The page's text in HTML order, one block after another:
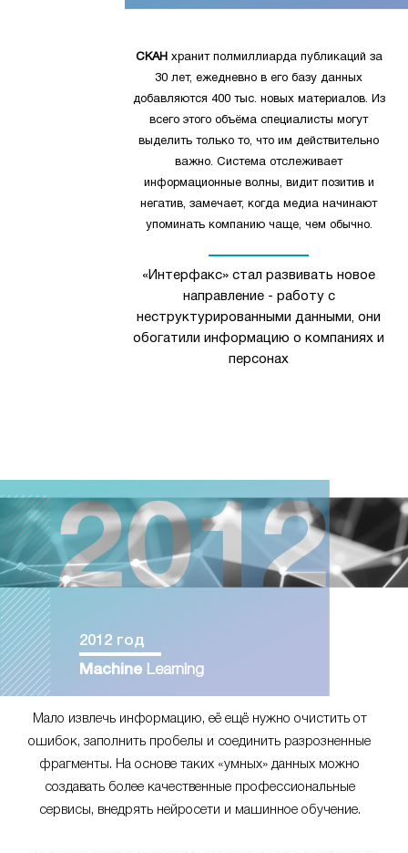
СКАН хранит полмиллиарда публикаций за
30 лет, ежедневно в его базу данных
добавляются 400 тыс. новых материалов. Из
всего этого объёма специалисты могут
выделить только то, что им действительно
важно. Система отслеживает
информационные волны, видит позитив и
негатив, замечает, когда медиа начинают
упоминать компанию чаще, чем обычно.
«Интерфакс» стал развивать новое
направление - работу с
неструктурированными данными, они
обогатили информацию о компаниях и
персонах
2012 год
Machine Learning
Мало извлечь информацию, её ещё нужно очистить от
ошибок, заполнить пробелы и соединить разрозненные
фрагменты. На основе таких «умных» данных можно
создавать более качественные профессиональные
сервисы, внедрять нейросети и машинное обучение.